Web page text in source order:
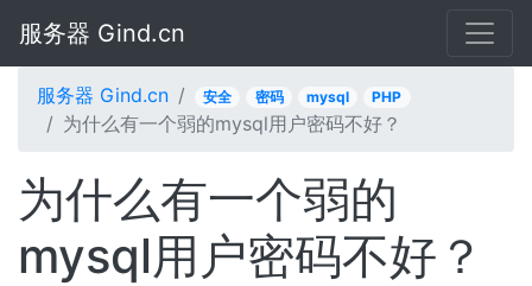
服务器 Gind.cn
服务器 Gind.cn 安全 密码 mysql PHP
为什么有一个弱的mysql用户密码不好？
为什么有一个弱的
mysql用户密码不好？